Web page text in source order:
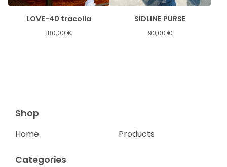
LOVE-40 tracolla
180,00 €
SIDLINE PURSE
90,00 €
Shop
Home Products
Categories